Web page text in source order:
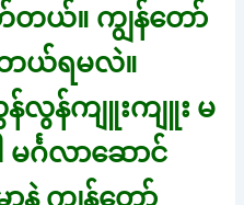
ယ်။ ကျွန်တော်
ဘယ်ရမလဲ။
န်လွန်ကျူးကျူး မ
မင်္ဂလာဆောင်
ာနဲ့ ကျွန်တော်